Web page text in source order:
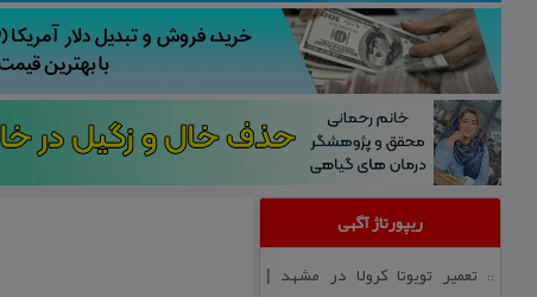
ریپورتاژ آگهی
:: تعمیر تویوتا كرولا در مشهد |